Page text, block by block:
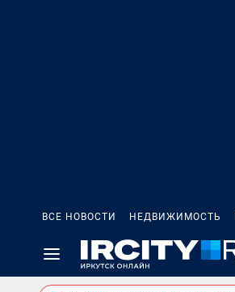
ВСЕ НОВОСТИ НЕДВИЖИМОСТЬ